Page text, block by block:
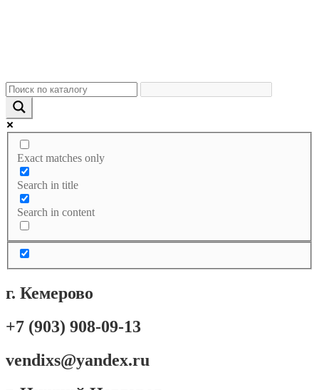
Exact matches only
Search in title
Search in content
г. Кемерово
+7 (903) 908-09-13
vendixs@yandex.ru